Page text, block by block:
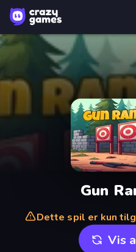
Gun
Dette spil er kun
Vis